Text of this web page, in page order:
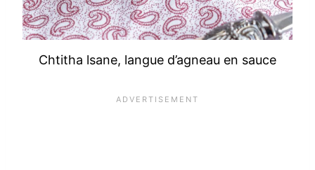
Chtitha lsane, langue d’agneau en sauce